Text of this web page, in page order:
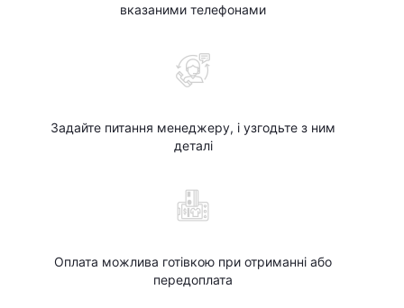
вказаними телефонами
Задайте питання менеджеру, і узгодьте з ним
деталі
Оплата можлива готівкою при отриманні або
передоплата